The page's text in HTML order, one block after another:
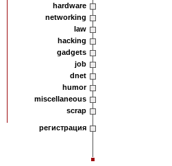
hardware
networking
law
hacking
gadgets
job
dnet
humor
miscellaneous
scrap
регистрация